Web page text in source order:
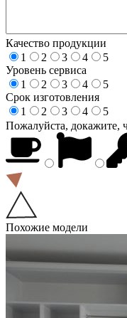
Качество продукции
1
2 3 4
5
Уровень сервиса
1
2 3 4
5
Срок изготовления
1
2 3 4
5
Пожалуйста, докажите,
Похожие модели